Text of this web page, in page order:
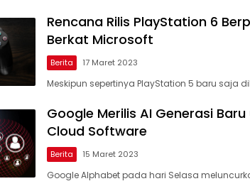
Rencana Rilis PlayStation 6
Berkat Microsoft
Berita 17 Maret 2023
Meskipun sepertinya PlayStation 5 baru saja
Google Merilis AI Generasi
Cloud Software
Berita 15 Maret 2023
Google Alphabet pada hari Selasa